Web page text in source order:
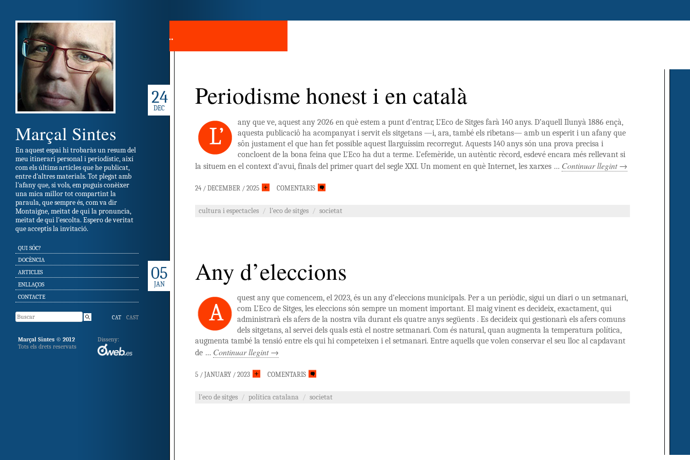
Marçal Sintes
En aquest espai hi trobaràs un resum del
meu itinerari personal i periodístic, així
com els últims articles que he publicat,
entre d'altres materials. Tot plegat amb
l'afany que, si vols, em puguis conèixer
una mica millor tot compartint la
paraula, que sempre és, com va dir
Montaigne, meitat de qui la pronuncia,
meitat de qui l'escolta. Espero de veritat
que acceptis la invitació.
SKIP TO CONTENT
QUI SÓC?
DOCÈNCIA
ARTICLES
ENLLAÇOS
CONTACTE
CAT CAST
Marçal Sintes © 2012
Tots els drets reservats
Disseny:
CATEGORIA "L’ECO DE SITGES " …
24
DEC Periodisme honest i en català
L’
any que ve, aquest any 2026 en què estem a punt d’entrar, L’Eco de Sitges farà 140 anys. D’aquell Ilunyà 1886 ençà,
aquesta publicaciô ha acompanyat i servit els sitgetans —i, ara, també els ribetans— amb un esperit i un afany que
sôn justament el que han fet possible aquest llarguíssim recorregut. Aquests 140 anys són una prova precisa i
concloent de la bona feina que L’Eco ha dut a terme. L’efemèride, un autèntic rècord, esdevé encara més rellevant si
la situem en el context d’avui, finals del primer quart del segle XXI. Un moment en què Internet, les xarxes … Continuar llegint→
24 / DECEMBER / 2025 COMENTARIS
cultura i espectacles / l'eco de sitges / societat
05
JAN Any d’eleccions
A
quest any que co­mencem, el 2023, és un any d’eleccions municipals. Per a un periòdic, sigui un diari o un setmanari,
com L’Eco de Sitges, les eleccions són sempre un moment important. El maig vinent es decideix, exactament, qui
administrarà els afers de la nostra vila durant els quatre anys següents . Es decideix qui gestionarà els afers comuns
dels sitgetans, al servei dels quals està el nostre setmanari. Com és natural, quan augmen­ta la temperatura política,
augmenta també la tensió entre els qui hi competeixen i el setmanari. Entre aquells que volen conservar el seu lloc al capdavant
de … Continuar llegint→
5 / JANUARY / 2023 COMENTARIS
l'eco de sitges / política catalana / societat